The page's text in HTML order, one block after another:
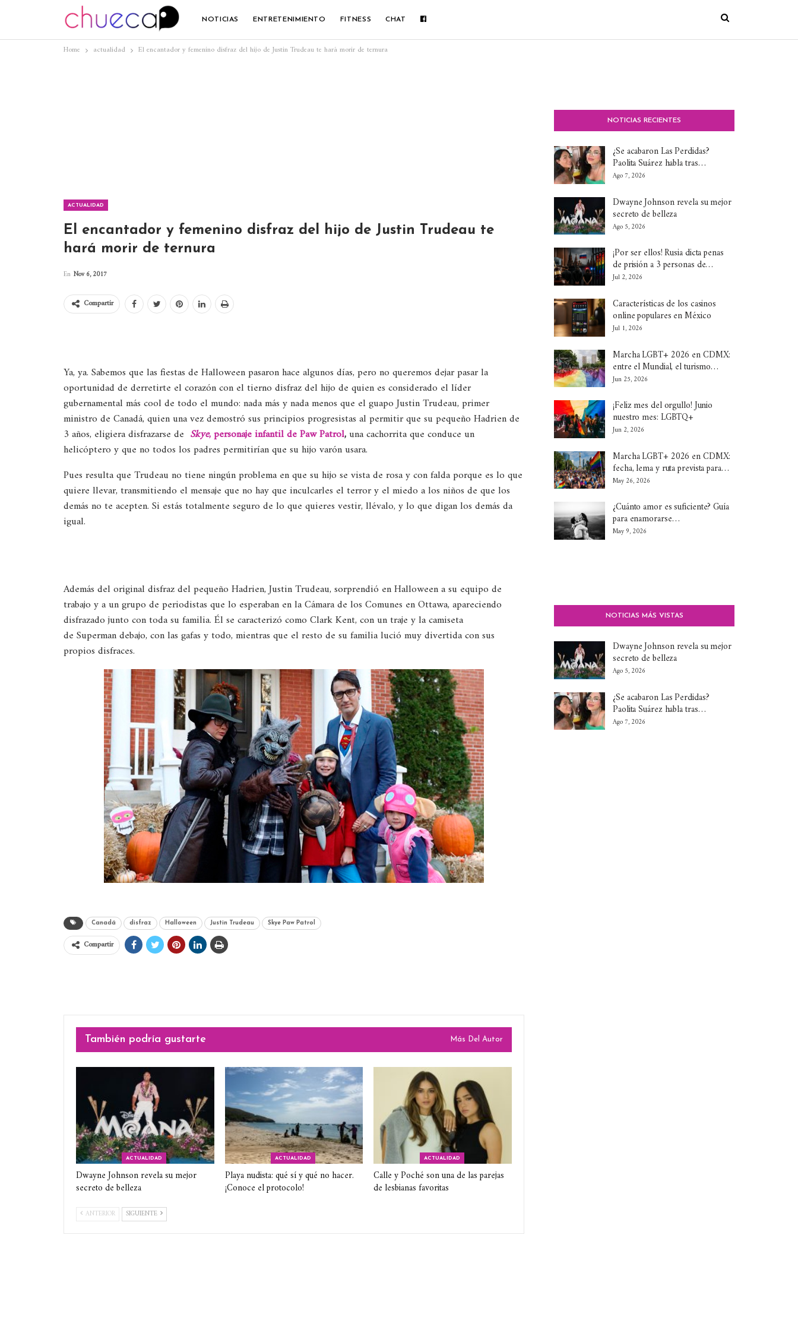
NOTICIAS ENTRETENIMIENTO FITNESS CHAT
Home actualidad El encantador y femenino disfraz del hijo de Justin Trudeau te hará morir de ternura
ACTUALIDAD
El encantador y femenino disfraz del hijo de Justin Trudeau te
hará morir de ternura
En Nov 6, 2017
Compartir
Ya, ya. Sabemos que las fiestas de Halloween pasaron hace algunos días, pero no queremos dejar pasar la
oportunidad de derretirte el corazón con el tierno disfraz del hijo de quien es considerado el líder
gubernamental más cool de todo el mundo: nada más y nada menos que el guapo Justin Trudeau, primer
ministro de Canadá, quien una vez demostró sus principios progresistas al permitir que su pequeño Hadrien de
3 años, eligiera disfrazarse de Skye, personaje infantil de Paw Patrol,una cachorrita que conduce un
helicóptero y que no todos los padres permitirían que su hijo varón usara.
Pues resulta que Trudeau no tiene ningún problema en que su hijo se vista de rosa y con falda porque es lo que
quiere llevar, transmitiendo el mensaje que no hay que inculcarles el terror y el miedo a los niños de que los
demás no te acepten. Si estás totalmente seguro de lo que quieres vestir, llévalo, y lo que digan los demás da
igual.
Además del original disfraz del pequeño Hadrien, Justin Trudeau, sorprendió en Halloween a su equipo de
trabajo y a un grupo de periodistas que lo esperaban en la Cámara de los Comunes en Ottawa, apareciendo
disfrazado junto con toda su familia. Él se caracterizó como Clark Kent, con un traje y la camiseta
de Superman debajo, con las gafas y todo, mientras que el resto de su familia lució muy divertida con sus
propios disfraces.
Canadá disfraz Halloween Justin Trudeau Skye Paw Patrol
Compartir
También podría gustarte Más Del Autor
ACTUALIDAD
Dwayne Johnson revela su mejor
secreto de belleza
ACTUALIDAD
Playa nudista: qué sí y qué no hacer.
¡Conoce el protocolo!
ACTUALIDAD
Calle y Poché son una de las parejas
de lesbianas favoritas
ANTERIOR SIGUIENTE
NOTICIAS RECIENTES
¿Se acabaron Las Perdidas?
Paolita Suárez habla tras…
Ago 7, 2026
Dwayne Johnson revela su mejor
secreto de belleza
Ago 5, 2026
¡Por ser ellos! Rusia dicta penas
de prisión a 3 personas de…
Jul 2, 2026
Características de los casinos
online populares en México
Jul 1, 2026
Marcha LGBT+ 2026 en CDMX:
entre el Mundial, el turismo…
Jun 25, 2026
¡Feliz mes del orgullo! Junio
nuestro mes: LGBTQ+
Jun 2, 2026
Marcha LGBT+ 2026 en CDMX:
fecha, lema y ruta prevista para…
May 26, 2026
¿Cuánto amor es suficiente? Guía
para enamorarse…
May 9, 2026
NOTICIAS MÁS VISTAS
Dwayne Johnson revela su mejor
secreto de belleza
Ago 5, 2026
¿Se acabaron Las Perdidas?
Paolita Suárez habla tras…
Ago 7, 2026